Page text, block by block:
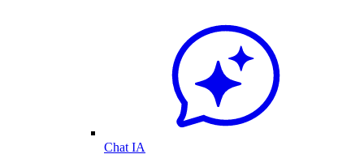
Chat IA